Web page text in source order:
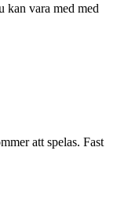
kan vara med med
att spelas. Fast